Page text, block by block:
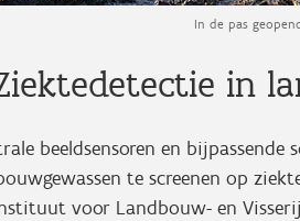
In de pas
in
beeldsensoren en
te screenen op
voor Landbouw- en